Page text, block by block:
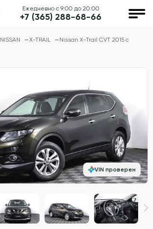
Ежедневно с 9:00 до 20:00
+7 (365) 288-68-66
NISSAN X-TRAIL
Nissan X-Trail CVT 2015 с
VIN проверен